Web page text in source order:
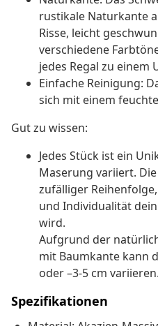
rustikale Naturkante
Risse, leicht
verschiedene
jedes Regal zu einem
Einfache Reinigung:
sich mit einem
Gut zu wissen:
Jedes Stück ist ein
Maserung variiert.
zufälliger
und Individualität
wird.
Aufgrund der
mit Baumkante kann
oder –3-5 cm variieren.
Spezifikationen